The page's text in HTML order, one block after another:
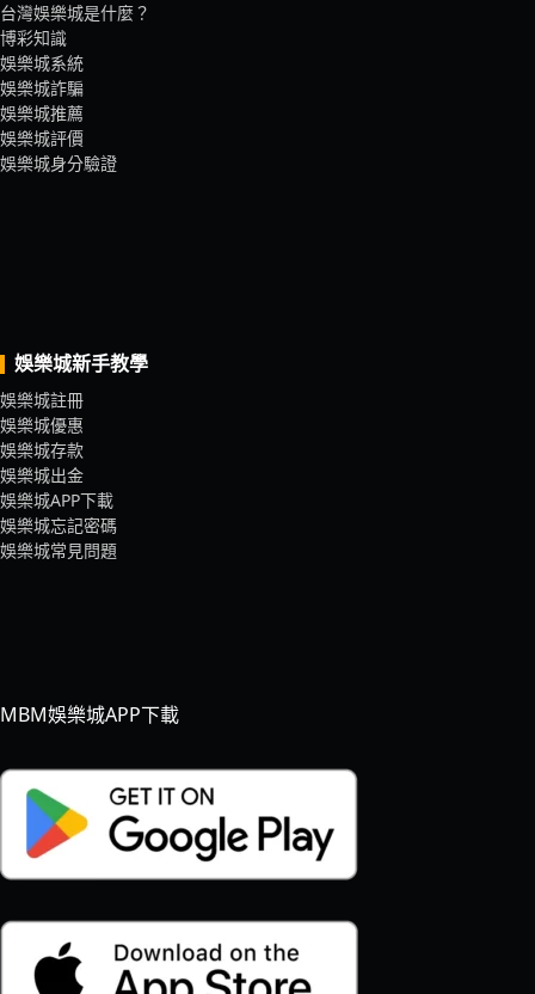
台灣娛樂城是什麼？
博彩知識
娛樂城系統
娛樂城詐騙
娛樂城推薦
娛樂城評價
娛樂城身分驗證
娛樂城新手教學
娛樂城註冊
娛樂城優惠
娛樂城存款
娛樂城出金
娛樂城APP下載
娛樂城忘記密碼
娛樂城常見問題
MBM娛樂城APP下載